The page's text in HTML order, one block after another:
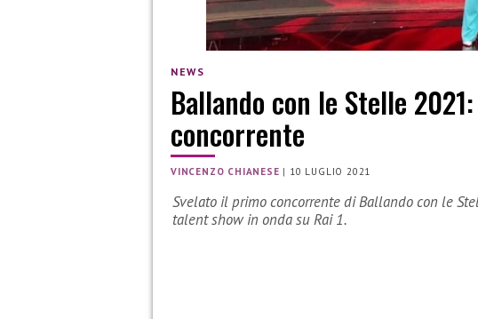
NEWS
Ballando con le Stelle
concorrente
VINCENZO CHIANESE | 10 LUGLIO 2021
Svelato il primo concorrente di Ballando con le
talent show in onda su Rai 1.